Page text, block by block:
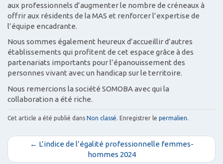
aux professionnels d’augmenter le nombre de créneaux à
offrir aux résidents de la MAS et renforcer l’expertise de
l’équipe encadrante.
Nous sommes également heureux d’accueillir d’autres
établissements qui profitent de cet espace grâce à des
partenariats importants pour l’épanouissement des
personnes vivant avec un handicap sur le territoire.
Nous remercions la société SOMOBA avec qui la
collaboration a été riche.
Cet article a été publié dans Non classé. Enregistrer le permalien.
N
a
← L’indice de l’égalité professionnelle femmes-
hommes 2024